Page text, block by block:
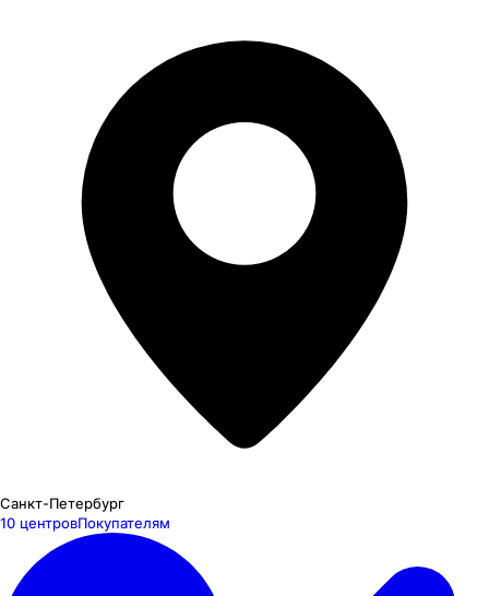
Санкт-Петербург
10 центровПокупателям